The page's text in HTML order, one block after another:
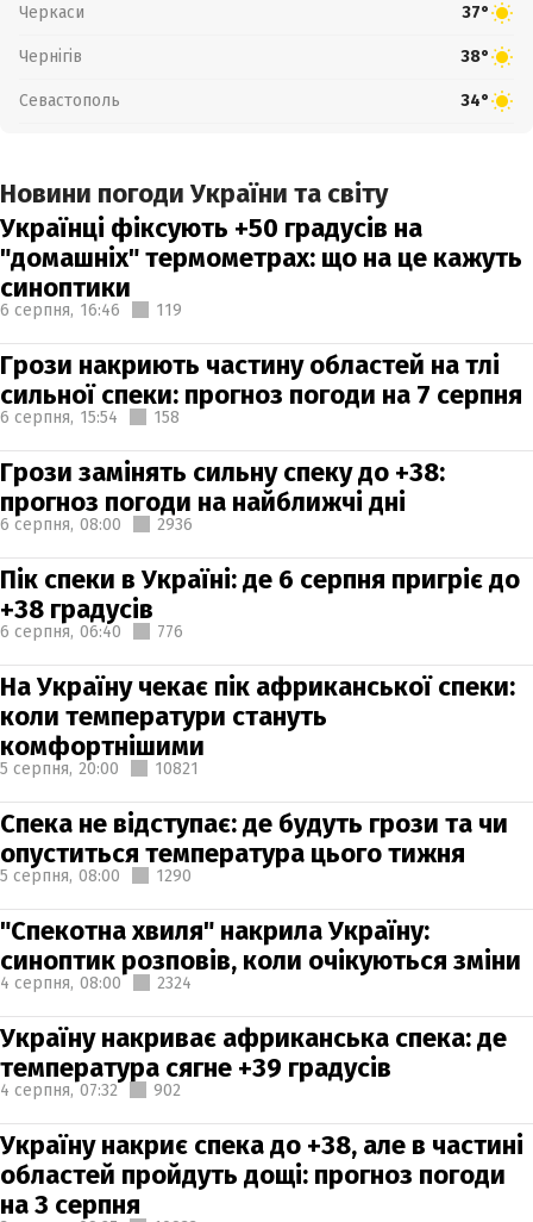
Черкаси 37°
Чернігів 38°
Севастополь 34°
Новини погоди України та світу
Українці фіксують +50 градусів на
"домашніх" термометрах: що на це кажуть
синоптики
6 серпня, 16:46 119
Грози накриють частину областей на тлі
сильної спеки: прогноз погоди на 7 серпня
6 серпня, 15:54 158
Грози замінять сильну спеку до +38:
прогноз погоди на найближчі дні
6 серпня, 08:00 2936
Пік спеки в Україні: де 6 серпня пригріє до
+38 градусів
6 серпня, 06:40 776
На Україну чекає пік африканської спеки:
коли температури стануть
комфортнішими
5 серпня, 20:00 10821
Спека не відступає: де будуть грози та чи
опуститься температура цього тижня
5 серпня, 08:00 1290
"Спекотна хвиля" накрила Україну:
синоптик розповів, коли очікуються зміни
4 серпня, 08:00 2324
Україну накриває африканська спека: де
температура сягне +39 градусів
4 серпня, 07:32 902
Україну накриє спека до +38, але в частині
областей пройдуть дощі: прогноз погоди
на 3 серпня